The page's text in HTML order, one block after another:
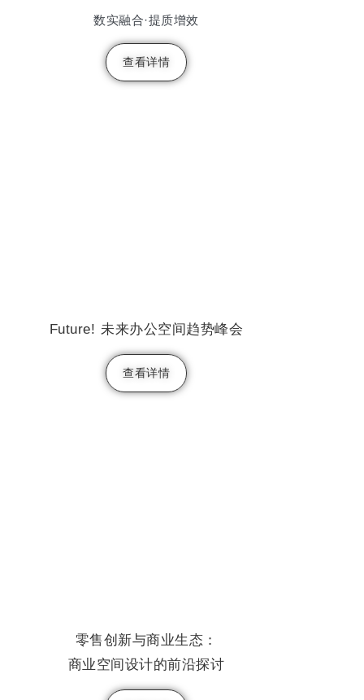
数实融合·提质增效
查看详情
Future! 未来办公空间趋势峰会
查看详情
零售创新与商业生态：
商业空间设计的前沿探讨